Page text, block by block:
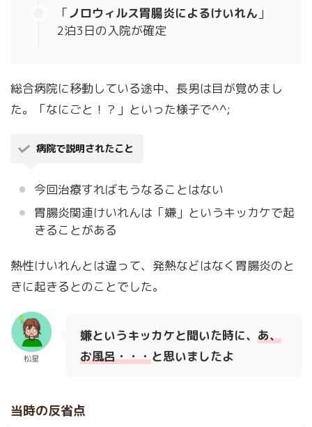
「ノロウィルス胃腸炎によるけいれん 」
2泊3日の入院が確定
総合病院に移動している途中、長男は目が覚めまし
た。「なにごと！？」といった様子で^^;
病院で説明されたこと
今回治療すればもうなることはない
胃腸炎関連けいれんは「嫌」というキッカケで起
きることがある
熱性けいれんとは違って、発熱などはなく胃腸炎のと
きに起きるとのことでした。
松星
嫌というキッカケと聞いた時に、 あ、
お風呂・・・と思いましたよ
当時の反省点